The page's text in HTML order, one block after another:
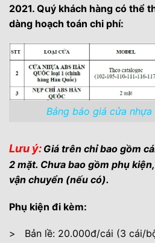
2021. Quý khách hàng có thể
dàng hoạch toán chi phí:
Bảng báo giá cửa
Lưu ý: Giá trên chỉ bao gồm
2 mặt. Chưa bao gồm phụ
vận chuyển (nếu có).
Phụ kiện đi kèm:
> Bản lề: 20.000đ/cái (3 cái/